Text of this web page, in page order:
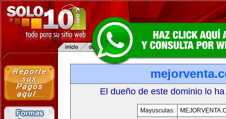
El dueño de este dominio lo
Mayusculas: